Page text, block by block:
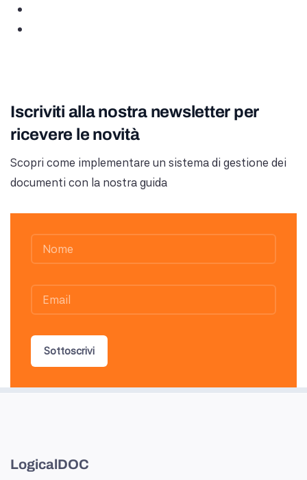
Iscriviti alla nostra newsletter per
ricevere le novità
Scopri come implementare un sistema di gestione dei
documenti con la nostra guida
Sottoscrivi
LogicalDOC